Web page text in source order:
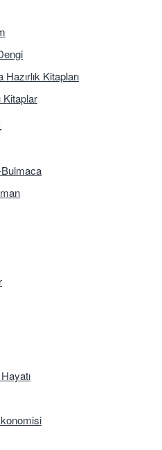
Hazırlık Kitapları
Kitaplar